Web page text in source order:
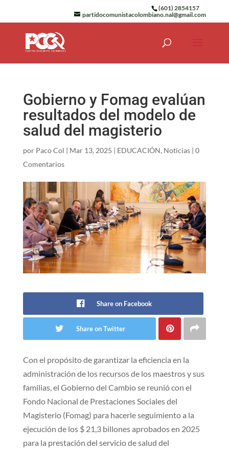
(601) 2854157
partidocomunistacolombiano.nal@gmail.com
Gobierno y Fomag evalúan
resultados del modelo de
salud del magisterio
por Paco Col | Mar 13, 2025 | EDUCACIÓN, Noticias| 0
Comentarios
Share on Facebook
Share on Twitter
Con el propósito de garantizar la eficiencia en la
administración de los recursos de los maestros y sus
familias, el Gobierno del Cambio se reunió con el
Fondo Nacional de Prestaciones Sociales del
Magisterio (Fomag) para hacerle seguimiento a la
ejecución de los $ 21,3 billones aprobados en 2025
para la prestación del servicio de salud del